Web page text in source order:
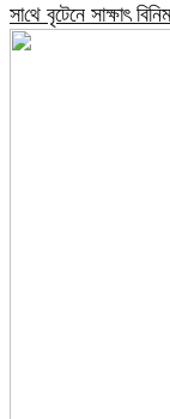
সা‌থে বৃটেনে সাক্ষাৎ